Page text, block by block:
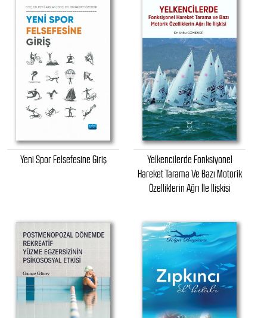
Yeni Spor Felsefesine Giriş
Yelkencilerde Fonksiyonel
Hareket Tarama Ve Bazı Motorik
Özelliklerin Ağrı İle İlişkisi